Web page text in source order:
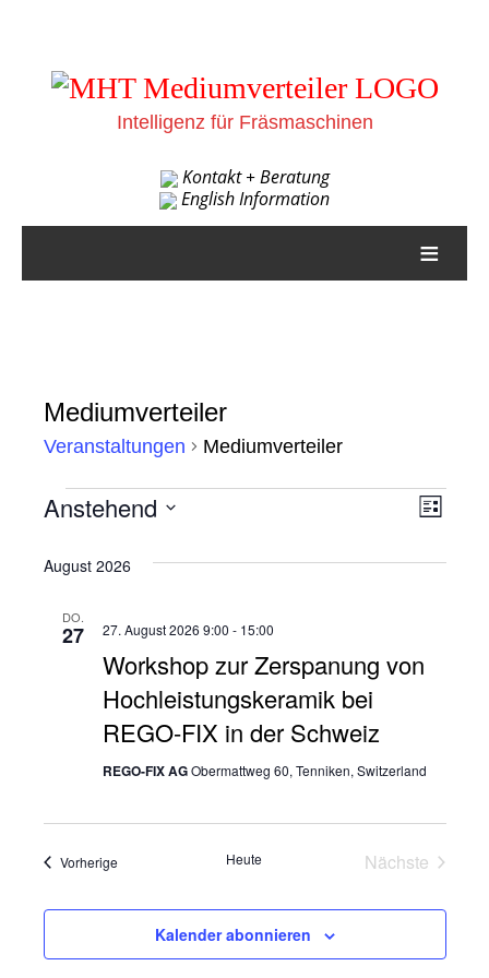
Intelligenz für Fräsmaschinen
Kontakt + Beratung
English Information
≡
Mediumverteiler
Veranstaltungen Mediumverteiler
Veranstaltungen
A
n
i
h
e
n
-
V
l
u
Liste
Anstehend
wählen.
August 2026
DO.
27
Workshop zur Zerspanung von
Hochleistungskeramik bei
REGO-FIX in der Schweiz
27. August 2026 9:00 - 15:00
REGO-FIX AGObermattweg 60, Tenniken, Switzerland
VorherigeVeranstaltungen Heute
Nächste
Kalender abonnieren